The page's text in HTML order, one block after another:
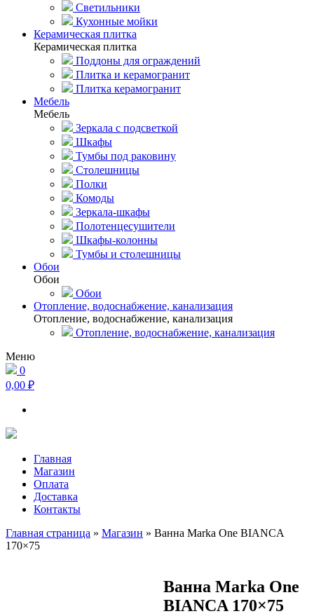
Светильники
Кухонные мойки
Керамическая плитка
Керамическая плитка
Поддоны для ограждений
Плитка и керамогранит
Плитка керамогранит
Мебель
Мебель
Зеркала с подсветкой
Шкафы
Тумбы под раковину
Столешницы
Полки
Комоды
Зеркала-шкафы
Полотенцесушители
Шкафы-колонны
Тумбы и столешницы
Обои
Обои
Обои
Отопление, водоснабжение, канализация
Отопление, водоснабжение, канализация
Отопление, водоснабжение, канализация
Меню
0
0,00 ₽
Главная
Магазин
Оплата
Доставка
Контакты
Главная страница » Магазин » Ванна Marka One BIANCA
170×75
Ванна Marka One
BIANCA 170×75